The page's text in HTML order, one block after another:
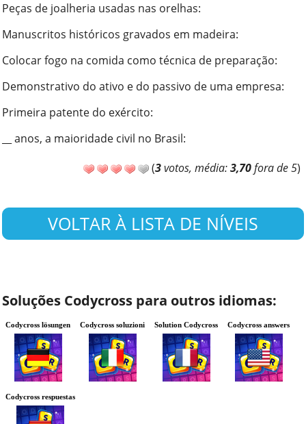
Peças de joalheria usadas nas orelhas:
Manuscritos históricos gravados em madeira:
Colocar fogo na comida como técnica de preparação:
Demonstrativo do ativo e do passivo de uma empresa:
Primeira patente do exército:
__ anos, a maioridade civil no Brasil:
(3votos, média:3,70fora de 5)
VOLTAR À LISTA DE NÍVEIS
Soluções Codycross para outros idiomas:
Codycross lösungen Codycross soluzioni Solution Codycross Codycross answers
Codycross respuestas